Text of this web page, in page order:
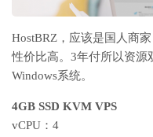
HostBRZ，应该是国人商
性价比高。3年付所以资源
Windows系统。
4GB SSD KVM VPS
vCPU：4